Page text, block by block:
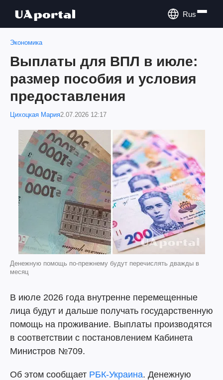
Rus
Экономика
Выплаты для ВПЛ в июле:
размер пособия и условия
предоставления
Цихоцкая Мария2.07.2026 12:17
Денежную помощь по-прежнему будут перечислять дважды в
месяц
В июле 2026 года внутренне перемещенные
лица будут и дальше получать государственную
помощь на проживание. Выплаты производятся
в соответствии с постановлением Кабинета
Министров №709.
Об этом сообщает РБК-Украина. Денежную